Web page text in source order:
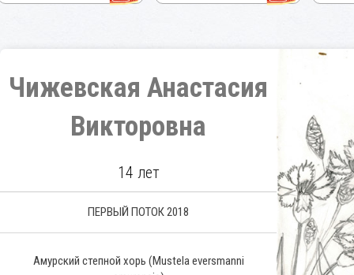
Чижевская Анастасия
Викторовна
14 лет
ПЕРВЫЙ ПОТОК 2018
Амурский степной хорь (Mustela eversmanni